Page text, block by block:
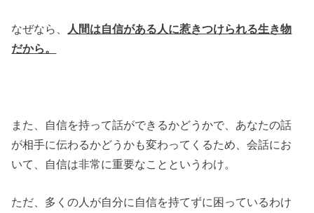
なぜなら、
人間は自信がある人に惹きつけられる生き物
だから。
また、自信を持って話ができるかどうかで、あなたの話
が相手に伝わるかどうかも変わってくるため、会話にお
いて、自信は非常に重要なことというわけ。
ただ、多くの人が自分に自信を持てずに困っているわけ